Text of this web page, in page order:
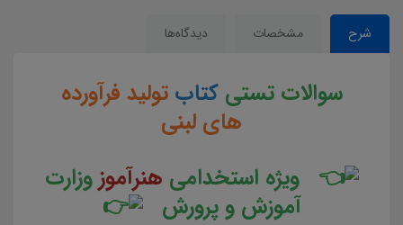
شرح مشخصات دیدگاه‌ها
سوالات تستی کتابتولید فرآورده
های لبنی
ویژه استخدامی هنرآموزوزارت
آموزش و پرورش